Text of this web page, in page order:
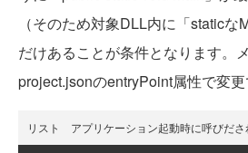
（そのため対象DLL内に「static
だけあることが条件となります。
project.jsonのentryPoint属性で変更
リスト アプリケーション起動時に呼びださ